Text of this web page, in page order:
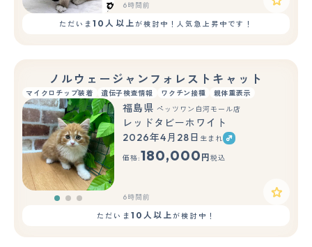
6時間前
ただいま10人以上が検討中！人気急上昇中です！
ノルウェージャンフォレストキャット
マイクロチップ装着 遺伝子検査情報 ワクチン接種 親体重表示
もっと見る
福島県 ペッツワン白河モール店
レッドタビーホワイト
2026年4月28日 生まれ
価格:180,000 円 税込
6時間前
ただいま 10人以上が検討中！